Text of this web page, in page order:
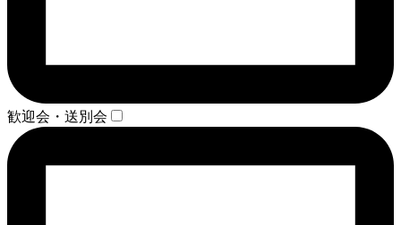
歓迎会・送別会